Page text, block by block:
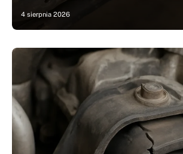
4 sierpnia 2026